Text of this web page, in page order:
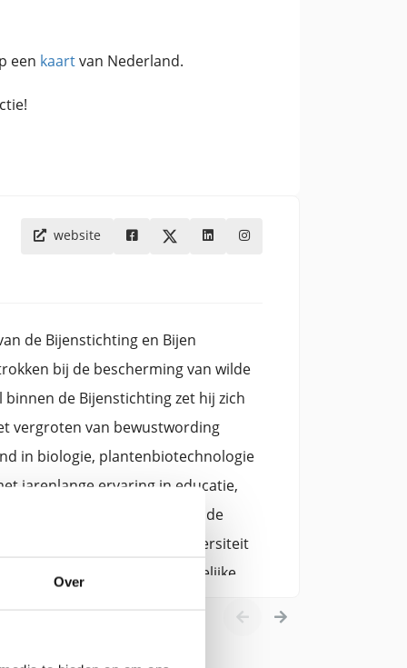
Over
een kaartvan Nederland.
website
de Bijenstichting en Bijen
bij de bescherming van wilde
de Bijenstichting zet hij zich
vergroten van bewustwording
in biologie, plantenbiotechnologie
jarenlange ervaring in educatie,
functies binnen de
natuurbeheer, biodiversiteit
toegankelijke en inhoudelijke
tuinieren en het belang van
verzorgt hij regelmatig
zijn blogs wil Jaap mensen